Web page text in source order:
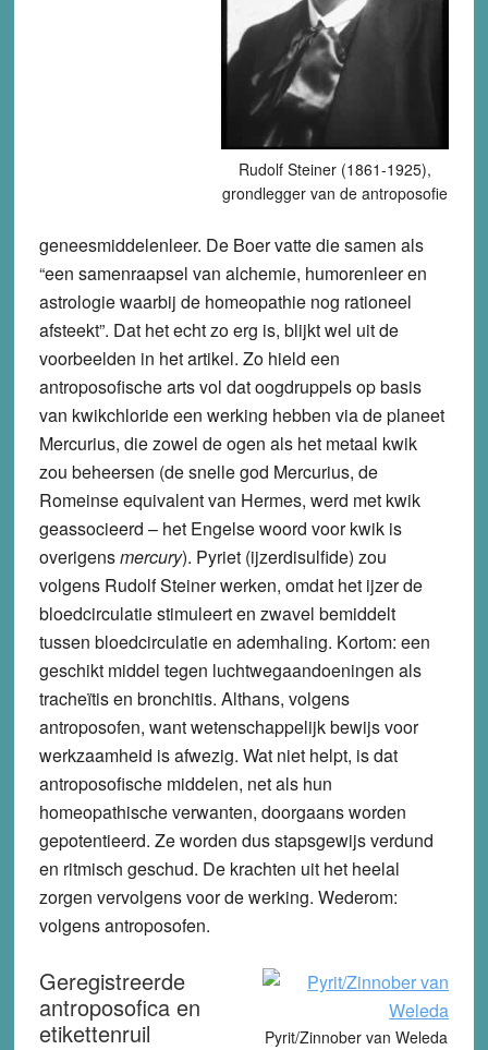
Rudolf Steiner (1861-1925),
grondlegger van de antroposofie
geneesmiddelenleer. De Boer vatte die samen als
“een samenraapsel van alchemie, humorenleer en
astrologie waarbij de homeopathie nog rationeel
afsteekt”. Dat het echt zo erg is, blijkt wel uit de
voorbeelden in het artikel. Zo hield een
antroposofische arts vol dat oogdruppels op basis
van kwikchloride een werking hebben via de planeet
Mercurius, die zowel de ogen als het metaal kwik
zou beheersen (de snelle god Mercurius, de
Romeinse equivalent van Hermes, werd met kwik
geassocieerd – het Engelse woord voor kwik is
overigensmercury). Pyriet (ijzerdisulfide) zou
volgens Rudolf Steiner werken, omdat het ijzer de
bloedcirculatie stimuleert en zwavel bemiddelt
tussen bloedcirculatie en ademhaling. Kortom: een
geschikt middel tegen luchtwegaandoeningen als
tracheïtis en bronchitis. Althans, volgens
antroposofen, want wetenschappelijk bewijs voor
werkzaamheid is afwezig. Wat niet helpt, is dat
antroposofische middelen, net als hun
homeopathische verwanten, doorgaans worden
gepotentieerd. Ze worden dus stapsgewijs verdund
en ritmisch geschud. De krachten uit het heelal
zorgen vervolgens voor de werking. Wederom:
volgens antroposofen.
Pyrit/Zinnober van Weleda
Geregistreerde
antroposofica en
etikettenruil